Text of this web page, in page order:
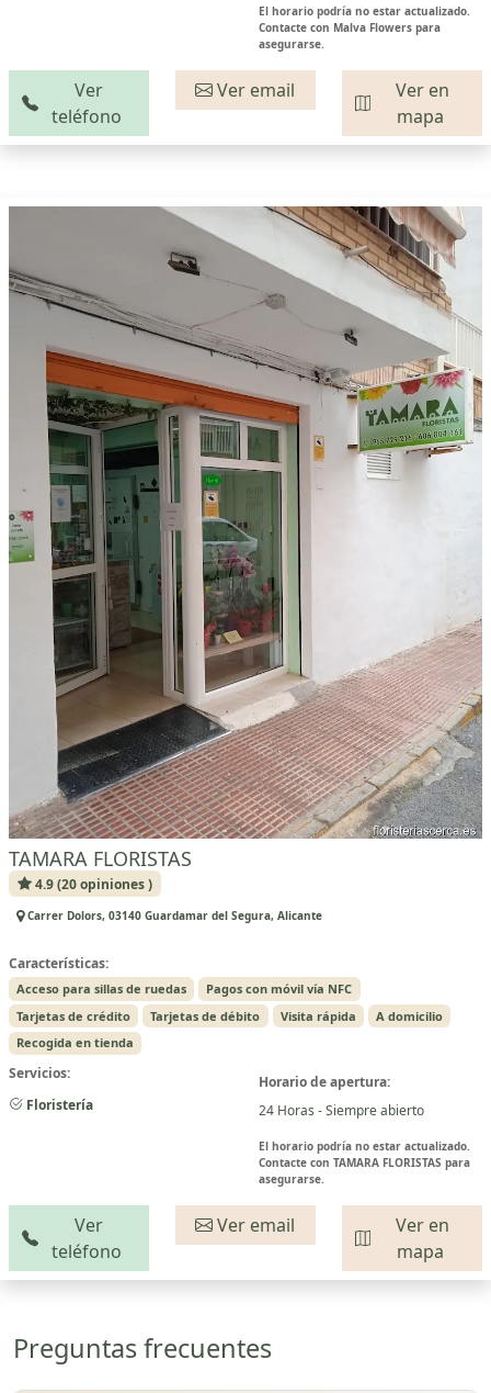
El horario podría no estar actualizado.
Contacte con Malva Flowers para
asegurarse.
Ver
teléfono
Ver email
Ver en
mapa
TAMARA FLORISTAS
4.9 (20 opiniones )
Carrer Dolors, 03140 Guardamar del Segura, Alicante
Características:
Acceso para sillas de ruedas
Pagos con móvil vía NFC
Tarjetas de crédito
Tarjetas de débito Visita rápida
A domicilio
Recogida en tienda
Servicios:
Floristería
Horario de apertura:
24 Horas - Siempre abierto
El horario podría no estar actualizado.
Contacte con TAMARA FLORISTAS para
asegurarse.
Ver
teléfono
Ver email
Ver en
mapa
Preguntas frecuentes